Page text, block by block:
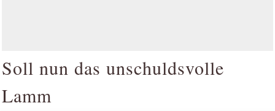
Soll nun das unschuldsvolle
Lamm